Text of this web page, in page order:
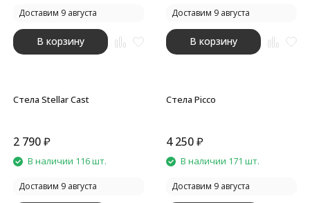
Доставим 9 августа
В корзину
Доставим 9 августа
В корзину
Стела Stellar Cast
2 790₽
В наличии 116 шт.
Доставим 9 августа
Стела Picco
4 250₽
В наличии 171 шт.
Доставим 9 августа